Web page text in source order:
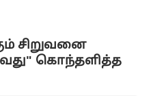
சிறுவனை
கொந்தளித்த